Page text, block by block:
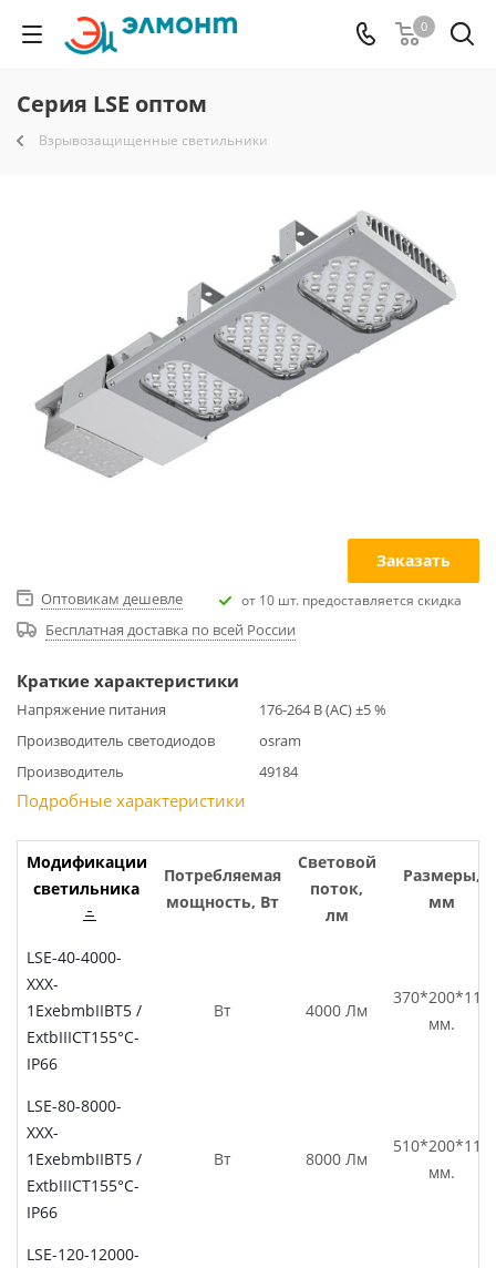
0
Серия LSE оптом
Взрывозащищенные светильники
Заказать
Оптовикам дешевле от 10 шт. предоставляется скидка
Бесплатная доставка по всей России
Краткие характеристики
Напряжение питания
176-264 В (AC) ±5 %
Производитель светодиодов
osram
Производитель
49184
Подробные характеристики
Модификации
светильника
Потребляемая
мощность, Вт
Световой
поток,
лм
Размеры,
мм
LSE-40-4000-
XXX-
1ЕхebmbIIBT5 /
ExtbIIICT155°C-
IP66
Вт 4000 Лм
370*200*110
мм.
LSE-80-8000-
XXX-
1ЕхebmbIIBT5 /
ExtbIIICT155°C-
IP66
Вт 8000 Лм
510*200*110
мм.
LSE-120-12000-